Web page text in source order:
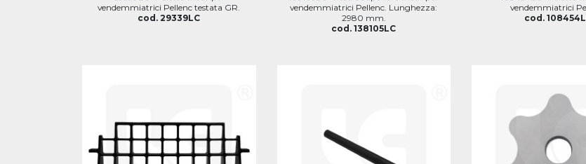
vendemmiatrici Pellenc testata GR.
cod. 29339LC
vendemmiatrici Pellenc. Lunghezza:
2980 mm.
cod. 138105LC
vendemmiatrici
cod.